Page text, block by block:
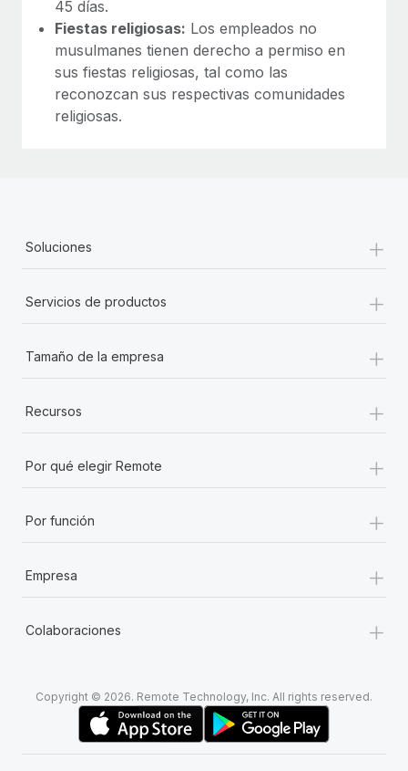
45 días.
Fiestas religiosas: Los empleados no
musulmanes tienen derecho a permiso en
sus fiestas religiosas, tal como las
reconozcan sus respectivas comunidades
religiosas.
Soluciones +
Servicios de productos +
Tamaño de la empresa +
Recursos +
Por qué elegir Remote +
Por función +
Empresa +
Colaboraciones +
Copyright © 2026. Remote Technology, Inc. All rights reserved.